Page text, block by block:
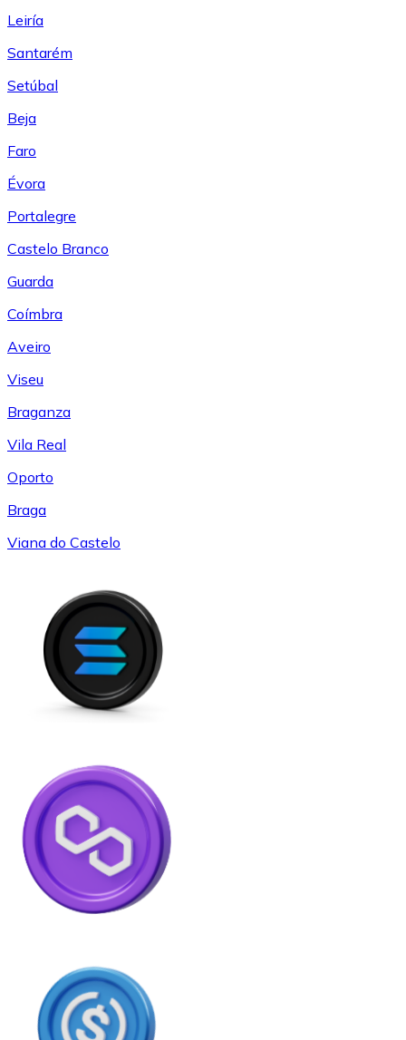
Leiría
Santarém
Setúbal
Beja
Faro
Évora
Portalegre
Castelo Branco
Guarda
Coímbra
Aveiro
Viseu
Braganza
Vila Real
Oporto
Braga
Viana do Castelo